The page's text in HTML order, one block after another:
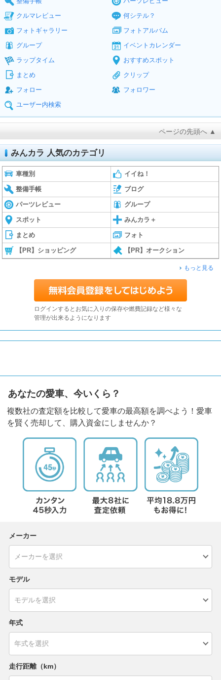
クルマレビュー
何シテル？
フォトギャラリー
フォトアルバム
グループ
イベントカレンダー
ラップタイム
おすすめスポット
まとめ
クリップ
フォロー
フォロワー
ユーザー内検索
ページの先頭へ ▲
みんカラ 人気のカテゴリ
車種別 イイね！
整備手帳 ブログ
パーツレビュー グループ
スポット みんカラ＋
まとめ フォト
【PR】ショッピング 【PR】オークション
もっと見る
ログインするとお気に入りの保存や燃費記録など様々な
管理が出来るようになります
あなたの愛車、今いくら？
複数社の査定額を比較して愛車の最高額を調べよう！愛車
を賢く売却して、購入資金にしませんか？
メーカー
モデル
年式
走行距離（km）